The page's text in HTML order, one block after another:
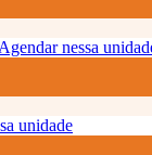
Agendar nessa
unidade